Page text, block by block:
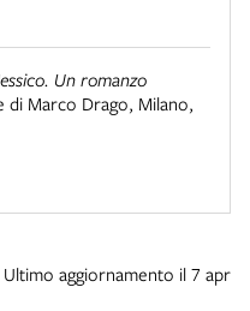
Un romanzo
di Marco Drago, Milano,
aggiornamento il 7 apr